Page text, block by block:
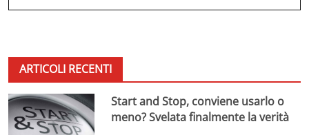
ARTICOLI RECENTI
Start and Stop, conviene usarlo o
meno? Svelata finalmente la verità